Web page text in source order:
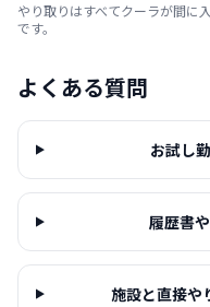
やり取りはすべてクーラが間に
です。
よくある質問
お試し
履歴書
施設と直接や